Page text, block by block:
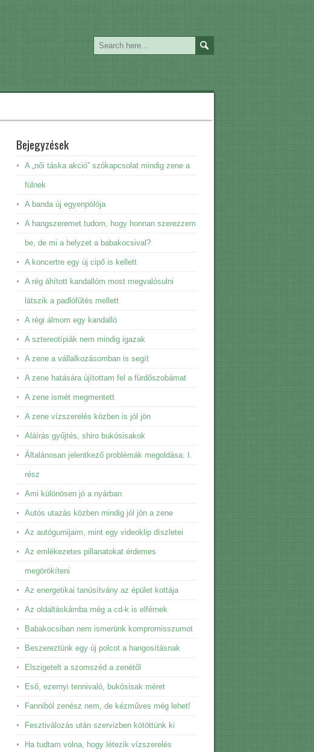
Bejegyzések
A „női táska akció” szókapcsolat mindig zene a
fülnek
A banda új egyenpólója
A hangszeremet tudom, hogy honnan szerezzem
be, de mi a helyzet a babakocsival?
A koncertre egy új cipő is kellett
A rég áhított kandallóm most megvalósulni
látszik a padlófűtés mellett
A régi álmom egy kandalló
A sztereotípiák nem mindig igazak
A zene a vállalkozásomban is segít
A zene hatására újítottam fel a fürdőszobámat
A zene ismét megmentett
A zene vízszerelés közben is jól jön
Aláírás gyűjtés, shiro bukósisakok
Általánosan jelentkező problémák megoldása: I.
rész
Ami különösen jó a nyárban
Autós utazás közben mindig jól jön a zene
Az autógumijaim, mint egy videoklip díszletei
Az emlékezetes pillanatokat érdemes
megörökíteni
Az energetikai tanúsítvány az épület kottája
Az oldaltáskámba még a cd-k is elférnek
Babakocsiban nem ismerünk kompromisszumot
Beszereztünk egy új polcot a hangosításnak
Elszigetelt a szomszéd a zenétől
Eső, ezernyi tennivaló, bukósisak méret
Fanniból zenész nem, de kézműves még lehet!
Fesztiválozás után szervizben kötöttünk ki
Ha tudtam volna, hogy létezik vízszerelés